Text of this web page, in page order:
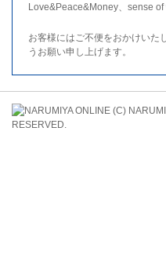
Love&Peace&Money、sense
お客様にはご不便をおかけいた
うお願い申し上げます。